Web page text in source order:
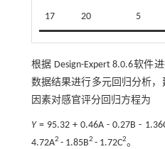
17 20 5
根据 Design-Expert 8.0.6软件
数据结果进行多元回归分析
因素对感官评分回归方程为
Y= 95.32 + 0.46A - 0.27B -
4.72A2 - 1.85B2 - 1.72C2。